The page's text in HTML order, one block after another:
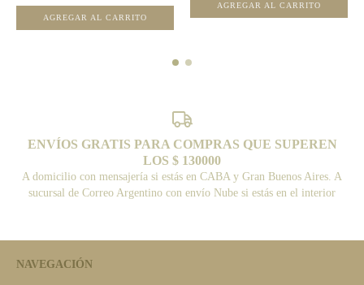
AGREGAR AL CARRITO
AGREGAR AL CARRITO
ENVÍOS GRATIS PARA COMPRAS QUE SUPEREN
LOS $ 130000
A domicilio con mensajería si estás en CABA y Gran Buenos Aires. A
sucursal de Correo Argentino con envío Nube si estás en el interior
NAVEGACIÓN